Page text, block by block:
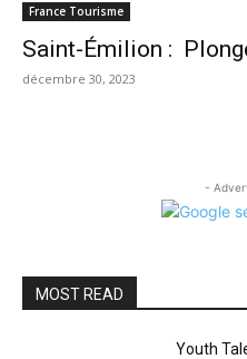
France Tourisme
Saint-Émilion :
décembre 30, 2023
-
MOST READ
Youth